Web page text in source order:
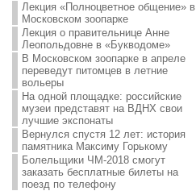
Лекция «Полноцветное общение» в
Московском зоопарке
Лекция о правительнице Анне
Леопольдовне в «Букводоме»
В Московском зоопарке в апреле
переведут питомцев в летние
вольеры
На одной площадке: российские
музеи представят на ВДНХ свои
лучшие экспонаты
Вернулся спустя 12 лет: история
памятника Максиму Горькому
Болельщики ЧМ-2018 смогут
заказать бесплатные билеты на
поезд по телефону